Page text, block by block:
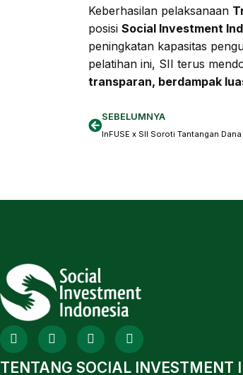
Keberhasilan pelaksanaan
posisiSocial Investment
peningkatan kapasitas
pelatihan ini, SII terus
transparan, berdampak
SEBELUMNYA
TENTANG SOCIAL INVESTMENT